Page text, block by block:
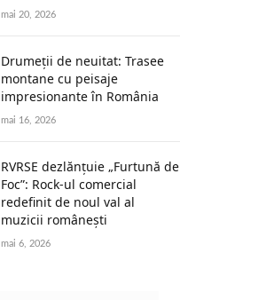
mai 20, 2026
Drumeții de neuitat: Trasee
montane cu peisaje
impresionante în România
mai 16, 2026
RVRSE dezlănțuie „Furtună de
Foc”: Rock-ul comercial
redefinit de noul val al
muzicii românești
mai 6, 2026